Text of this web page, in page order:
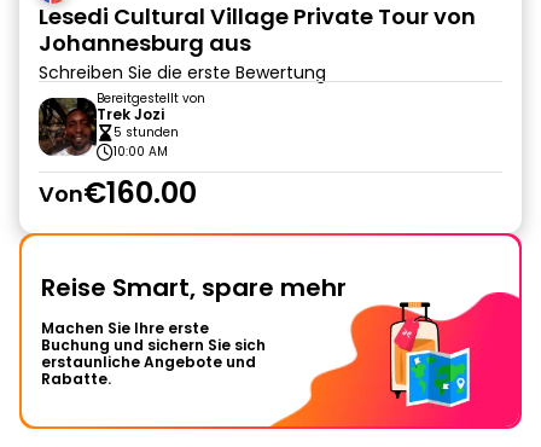
Lesedi Cultural Village Private Tour von
Johannesburg aus
Schreiben Sie die erste Bewertung
Bereitgestellt von
Trek Jozi
5 stunden
10:00 AM
Von€160.00
Reise Smart, spare mehr
Machen Sie Ihre erste
Buchung und sichern Sie sich
erstaunliche Angebote und
Rabatte.